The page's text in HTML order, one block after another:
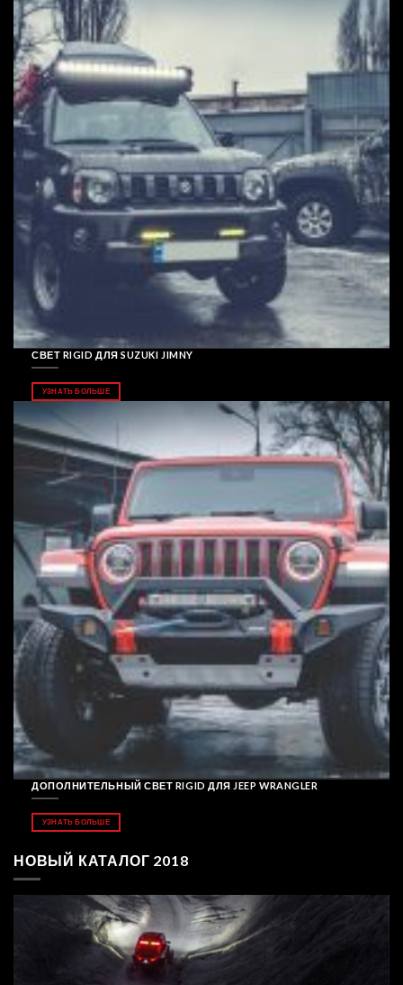
СВЕТ RIGID ДЛЯ SUZUKI JIMNY
УЗНАТЬ БОЛЬШЕ
ДОПОЛНИТЕЛЬНЫЙ СВЕТ RIGID ДЛЯ JEEP WRANGLER
УЗНАТЬ БОЛЬШЕ
НОВЫЙ КАТАЛОГ 2018